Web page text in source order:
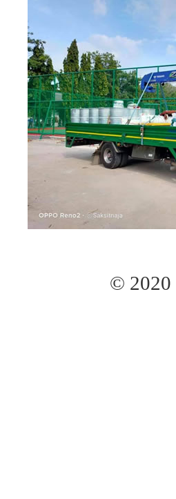
© 2020